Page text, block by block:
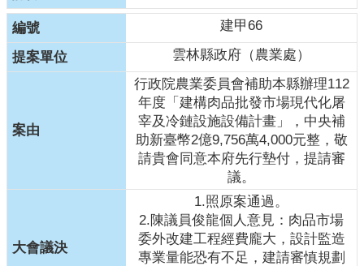
建甲66
雲林縣政府（農業處）
行政院農業委員會補助本縣辦理112
年度「建構肉品批發市場現代化屠
宰及冷鏈設施設備計畫」，中央補
助新臺幣2億9,756萬4,000元整，敬
請貴會同意本府先行墊付，提請審
議。
1.照原案通過。
2.陳議員俊龍個人意見：肉品市場
委外改建工程經費龐大，設計監造
專業量能恐有不足，建請審慎規劃